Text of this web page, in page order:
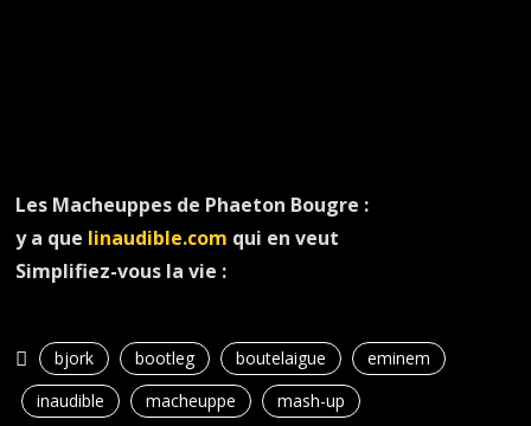
Les Macheuppes de Phaeton Bougre :
y a que linaudible.com qui en veut
Simplifiez-vous la vie :
bjork bootleg boutelaigue
eminem
inaudible
macheuppe
mash-up